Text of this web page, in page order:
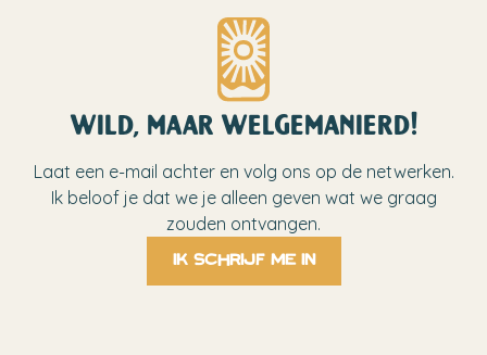
wild, maar welgemanierd!
Laat een e-mail achter en volg ons op de netwerken.
Ik beloof je dat we je alleen geven wat we graag
zouden ontvangen.
Ik schrijf me in